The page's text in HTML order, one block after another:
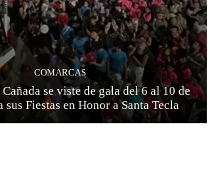
COMARCAS
se viste de gala del 6 al 10 de
sus Fiestas en Honor a Santa Tecla